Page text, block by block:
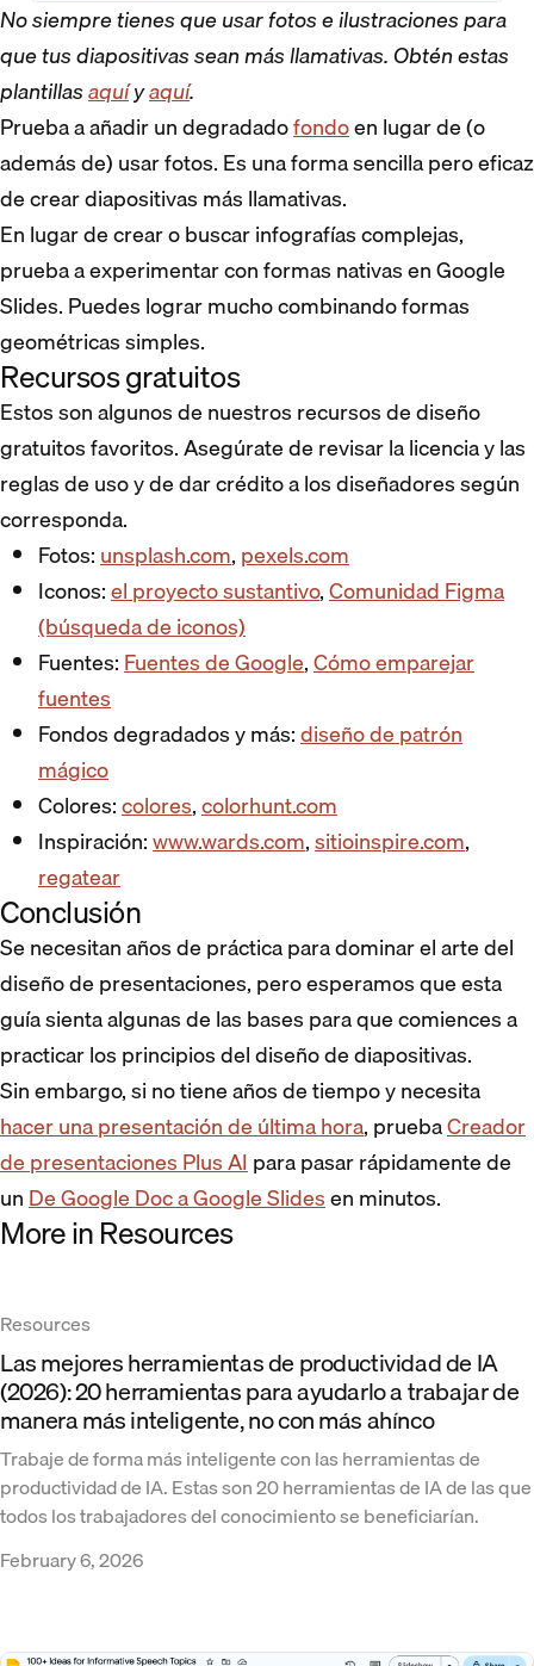
No siempre tienes que usar fotos e ilustraciones para
que tus diapositivas sean más llamativas. Obtén estas
plantillasaquíyaquí.
Prueba a añadir un degradadofondoen lugar de (o
además de) usar fotos. Es una forma sencilla pero eficaz
de crear diapositivas más llamativas.
En lugar de crear o buscar infografías complejas,
prueba a experimentar con formas nativas en Google
Slides. Puedes lograr mucho combinando formas
geométricas simples.
Recursos gratuitos
Estos son algunos de nuestros recursos de diseño
gratuitos favoritos. Asegúrate de revisar la licencia y las
reglas de uso y de dar crédito a los diseñadores según
corresponda.
Fotos: unsplash.com, pexels.com
Iconos:el proyecto sustantivo,Comunidad Figma
(búsqueda de iconos)
Fuentes: Fuentes de Google,Cómo emparejar
fuentes
Fondos degradados y más:diseño de patrón
mágico
Colores:colores,colorhunt.com
Inspiración:www.wards.com,sitioinspire.com,
regatear
Conclusión
Se necesitan años de práctica para dominar el arte del
diseño de presentaciones, pero esperamos que esta
guía sienta algunas de las bases para que comiences a
practicar los principios del diseño de diapositivas.
Sin embargo, si no tiene años de tiempo y necesita
hacer una presentación de última hora, pruebaCreador
de presentaciones Plus AI para pasar rápidamente de
un De Google Doc a Google Slidesen minutos.
More in Resources
Resources
Las mejores herramientas de productividad de IA
(2026): 20 herramientas para ayudarlo a trabajar de
manera más inteligente, no con más ahínco
Trabaje de forma más inteligente con las herramientas de
productividad de IA. Estas son 20 herramientas de IA de las que
todos los trabajadores del conocimiento se beneficiarían.
February 6, 2026